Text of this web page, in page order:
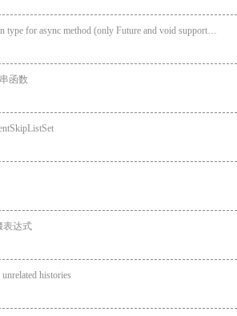
函数
表达式
histories